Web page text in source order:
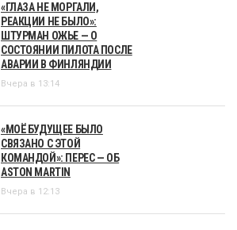
«ГЛАЗА НЕ МОРГАЛИ,
РЕАКЦИИ НЕ БЫЛО»:
ШТУРМАН ОЖЬЕ — О
СОСТОЯНИИ ПИЛОТА ПОСЛЕ
АВАРИИ В ФИНЛЯНДИИ
Вчера в 13:14
«МОЁ БУДУЩЕЕ БЫЛО
СВЯЗАНО С ЭТОЙ
КОМАНДОЙ»: ПЕРЕС — ОБ
ASTON MARTIN
Вчера в 12:13